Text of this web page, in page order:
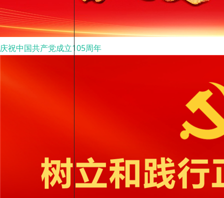
庆祝中国共产党成立105周年